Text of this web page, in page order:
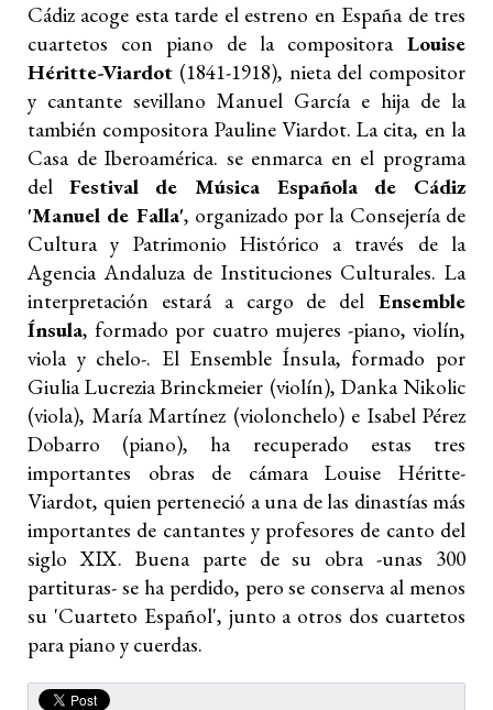
Cádiz acoge esta tarde el estreno en España de tres
cuartetos con piano de la compositora Louise
Héritte-Viardot (1841-1918), nieta del compositor
y cantante sevillano Manuel García e hija de la
también compositora Pauline Viardot. La cita, en la
Casa de Iberoamérica. se enmarca en el programa
del Festival de Música Española de Cádiz
'Manuel de Falla', organizado por la Consejería de
Cultura y Patrimonio Histórico a través de la
Agencia Andaluza de Instituciones Culturales. La
interpretación estará a cargo de del Ensemble
Ínsula, formado por cuatro mujeres -piano, violín,
viola y chelo-. El Ensemble Ínsula, formado por
Giulia Lucrezia Brinckmeier (violín), Danka Nikolic
(viola), María Martínez (violonchelo) e Isabel Pérez
Dobarro (piano), ha recuperado estas tres
importantes obras de cámara Louise Héritte-
Viardot, quien perteneció a una de las dinastías más
importantes de cantantes y profesores de canto del
siglo XIX. Buena parte de su obra -unas 300
partituras- se ha perdido, pero se conserva al menos
su 'Cuarteto Español', junto a otros dos cuartetos
para piano y cuerdas.